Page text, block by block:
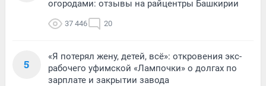
огородами: отзывы на райцентры Башкирии
37 446 20
5
«Я потерял жену, детей, всё»: откровения экс-
рабочего уфимской «Лампочки» о долгах по
зарплате и закрытии завода